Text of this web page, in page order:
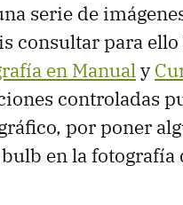
serie de
consultar para
en Manualy
controladas
por poner
en la fotografía